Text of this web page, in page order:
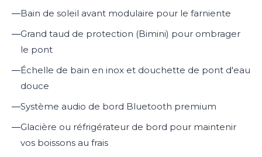
—Bain de soleil avant modulaire pour le farniente
—Grand taud de protection (Bimini) pour ombrager
le pont
—Échelle de bain en inox et douchette de pont d'eau
douce
—Système audio de bord Bluetooth premium
—Glacière ou réfrigérateur de bord pour maintenir
vos boissons au frais